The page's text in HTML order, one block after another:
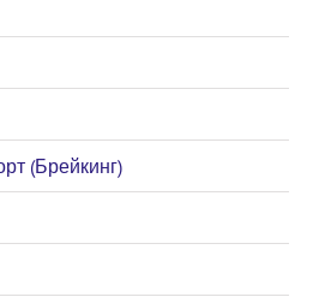
(Брейкинг)